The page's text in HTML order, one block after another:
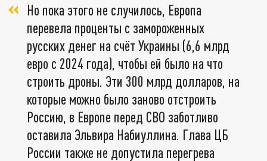
Но пока этого не случилось, Европа
перевела проценты с замороженных
русских денег на счёт Украины (6,6 млрд
евро с 2024 года), чтобы ей было на что
строить дроны. Эти 300 млрд долларов, на
которые можно было заново отстроить
Россию, в Европе перед СВО заботливо
оставила Эльвира Набиуллина. Глава ЦБ
России также не допустила перегрева